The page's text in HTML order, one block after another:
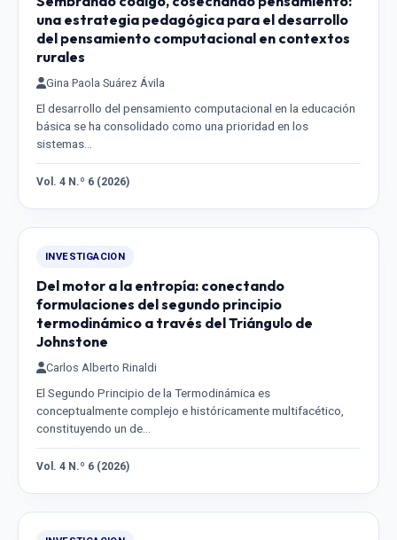
una estrategia pedagógica para el desarrollo
del pensamiento computacional en contextos
rurales
Gina Paola Suárez Ávila
El desarrollo del pensamiento computacional en la educación
básica se ha consolidado como una prioridad en los
sistemas…
Vol. 4 N.º 6 (2026)
INVESTIGACION
Del motor a la entropía: conectando
formulaciones del segundo principio
termodinámico a través del Triángulo de
Johnstone
Carlos Alberto Rinaldi
El Segundo Principio de la Termodinámica es
conceptualmente complejo e históricamente multifacético,
constituyendo un de…
Vol. 4 N.º 6 (2026)